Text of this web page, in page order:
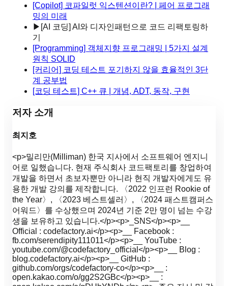
[Copilot] 코파일럿 익스텐션이란? | 페어 프로그래
밍의 미래
▶ [AI 코딩] AI와 디자인패턴으로 코드 리팩토링하
기
[Programming] 객체지향 프로그래밍 | 5가지 설계
원칙 SOLID
[커리어] 코딩 테스트 포기하지 않을 효율적인 3단
계 공부법
[코딩 테스트] C++ 큐 | 개념, ADT, 동작, 구현
저자 소개
최지호
<p>밀리만(Milliman) 한국 지사에서 소프트웨어 엔지니
어로 일했습니다. 현재 주식회사 코드팩토리를 창업하여
개발을 하면서 초보자뿐만 아니라 현직 개발자에게도 유
용한 개발 강의를 제작합니다. 〈2022 인프런 Rookie of
the Year〉, 〈2023 베스트셀러〉, 〈2024 패스트캠퍼스
어워드〉를 수상했으며 2024년 기준 2만 명이 넘는 수강
생을 보유하고 있습니다.</p><p>_SNS</p><p>__
Official : codefactory.ai</p><p>__ Facebook :
fb.com/serendipity111011</p><p>__ YouTube :
youtube.com/@codefactory_official</p><p>__ Blog :
blog.codefactory.ai</p><p>__ GitHub :
github.com/orgs/codefactory-co</p><p>__ :
open.kakao.com/o/gg2S2GBc</p><p>__ :